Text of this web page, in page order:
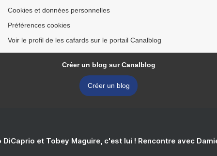
Cookies et données personnelles
Préférences cookies
Voir le profil de les cafards sur le portail Canalblog
Créer un blog sur Canalblog
Créer un blog
DiCaprio et Tobey Maguire, c'est lui ! Rencontre avec